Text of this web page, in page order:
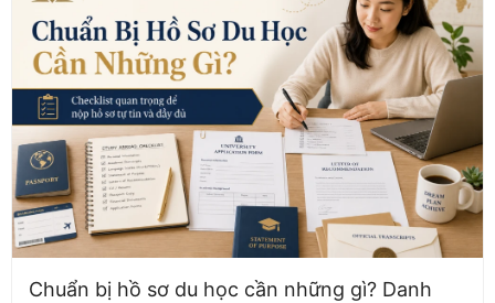
Chuẩn bị hồ sơ du học cần những gì? Danh